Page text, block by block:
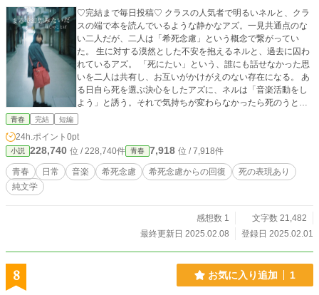
♡完結まで毎日投稿♡ クラスの人気者で明るいネルと、クラ
スの端で本を読んでいるような静かなアズ。一見共通点のな
い二人だが、二人は「希死念慮」という概念で繋がってい
た。 生に対する漠然とした不安を抱えるネルと、過去に囚わ
れているアズ。 「死にたい」という、誰にも話せなかった思
いを二人は共有し、お互いがかけがえのない存在になる。 あ
る日自ら死を選ぶ決心をしたアズに、ネルは「音楽活動をし
よう」と誘う。それで気持ちが変わらなかったら死のうと。
二人は音楽活動を通して「思い」を表現し、生活に段々色が
ーのKも同じ思いを抱えており、Kはアズとネルの歌に心を打
たれ、生への希望を見る。 アズとネル、そして二人の活動を
サポートするK。三人の「希死念慮」が入り交じり変化してい
く、最後にそれぞれが選ぶ結末は。 三人それぞれ違う死生観
青春 完結 短編
24h.ポイント 0pt
小説 228,740 位 / 228,740件 青春 7,918 位 / 7,918件
青春 日常 音楽 希死念慮 希死念慮からの回復
死の表現あり
純文学
感想数 1
文字数 21,482
最終更新日 2025.02.08
登録日 2025.02.01
8 お気に入り追加 1